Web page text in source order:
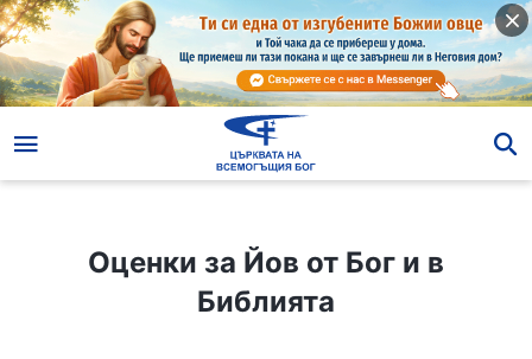
Оценки за Йов от Бог и в Библията
Оценки за Йов от Бог и в
Библията